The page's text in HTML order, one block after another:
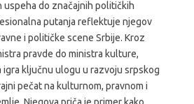
uspeha do značajnih političkih
putanja reflektuje njegov
i političke scene Srbije. Kroz
pravde do ministra kulture,
igra ključnu ulogu u razvoju srpskog
pečat na kulturnom, pravnom i
Njegova priča je primer kako